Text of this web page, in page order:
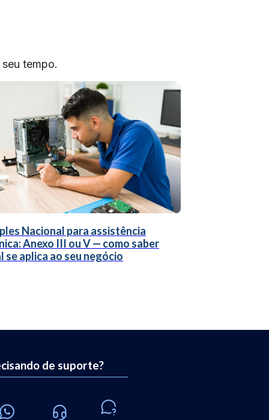
tempo.
Nacional para assistência
Anexo III ou V — como saber
se aplica ao seu negócio
de suporte?